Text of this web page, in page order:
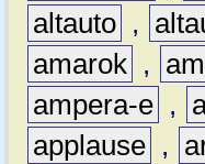
altauto ,
amarok ,
ampera-e ,
applause ,